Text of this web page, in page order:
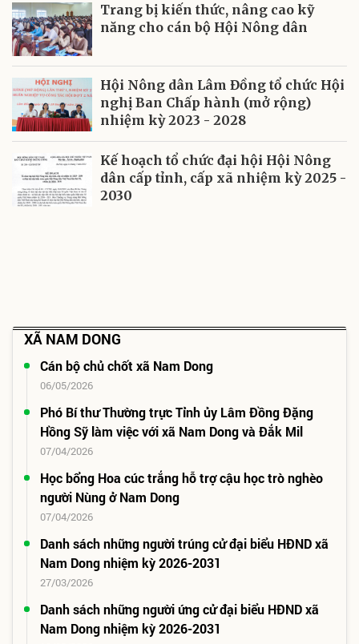
Trang bị kiến thức, nâng cao kỹ
năng cho cán bộ Hội Nông dân
Hội Nông dân Lâm Đồng tổ chức Hội
nghị Ban Chấp hành (mở rộng)
nhiệm kỳ 2023 - 2028
Kế hoạch tổ chức đại hội Hội Nông
dân cấp tỉnh, cấp xã nhiệm kỳ 2025 -
2030
XÃ NAM DONG
Cán bộ chủ chốt xã Nam Dong
06/05/2026
Phó Bí thư Thường trực Tỉnh ủy Lâm Đồng Đặng
Hồng Sỹ làm việc với xã Nam Dong và Đắk Mil
07/04/2026
Học bổng Hoa cúc trắng hỗ trợ cậu học trò nghèo
người Nùng ở Nam Dong
07/04/2026
Danh sách những người trúng cử đại biểu HĐND xã
Nam Dong nhiệm kỳ 2026-2031
27/03/2026
Danh sách những người ứng cử đại biểu HĐND xã
Nam Dong nhiệm kỳ 2026-2031